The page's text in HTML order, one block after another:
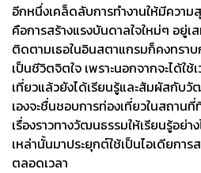
อีกหนึ่งเคล็ดลับการทำงานให้มีควา
คือการสร้างแรงบันดาลใจใหม่ๆ อยู่
ติดตามเธอในอินสตาแกรมก็คงทราบ
เป็นชีวิตจิตใจ เพราะนอกจากจะได้ใ
เที่ยวแล้วยังได้เรียนรู้และสัมผัสกับ
เองจะชื่นชอบการท่องเที่ยวในสถาน
เรื่องราวทางวัฒนธรรมให้เรียนรู้อย่า
เหล่านั้นมาประยุกต์ใช้เป็นไอเดียการ
ตลอดเวลา